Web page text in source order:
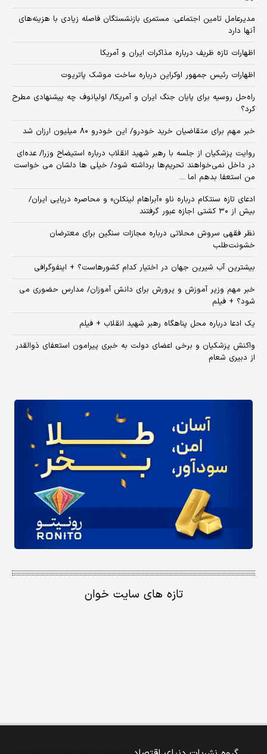
مدیرعامل تامین اجتماعی: مستمری بازنشستگان فاصله زیادی با هزینه‌های
آنها دارد
اظهارات تازه ظریف درباره مذاکرات ایران و آمریکا
اظهارات رئیس جمهور اوکراین درباره ساخت موشک پاتریوت
راه‌حل روسیه برای پایان جنگ ایران و آمریکا/ اولیانوف چه پیشنهادی مطرح
کرد؟
خبر مهم برای متقاضیان خرید خودرو/ این خودرو ۸۰ میلیون ارزان شد
روایت پزشکیان از جلسه با رهبر شهید انقلاب درباره استیضاح وزرا/ عده‌ای
در داخل نمی‌خواهند تحریم‌ها برداشته شود/ خیلی ها دلشان می خواست
من استعفا بدهم اما ...
ادعای تازه سنتکام درباره ناو «آبراهام لینکلن» و محاصره دریایی ایران/
بیش از ۳۰ کشتی اجازه عبور گرفتند
نظر فقهی سروش محلاتی درباره مجازات سنگین برای معترضان
خشونت‌طلب
بیشترین آب شیرین جهان در اختیار کدام کشورهاست؟ + اینفوگرافی
خبر مهم وزیر آموزش و پرورش برای دانش آموزان/ مدارس حضوری می
شود؟ + فیلم
یک ادعا درباره محل پناهگاه‌ رهبر شهید انقلاب + فیلم
واکنش پزشکیان و برخی اعضای دولت به خبری پیرامون استعفای ذوالقدر
از دبیری شعام
تازه های سایت خوان